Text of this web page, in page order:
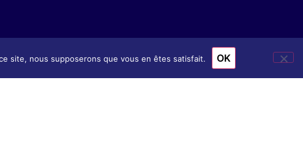
site, nous supposerons que vous en êtes satisfait. OK